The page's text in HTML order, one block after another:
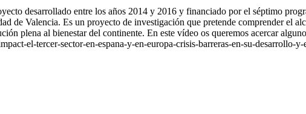
desarrollado entre los años 2014 y 2016 y financiado por el séptimo
de Valencia. Es un proyecto de investigación que pretende comprender el
plena al bienestar del continente. En este vídeo os queremos acercar
el-tercer-sector-en-espana-y-en-europa-crisis-barreras-en-su-desarrollo-